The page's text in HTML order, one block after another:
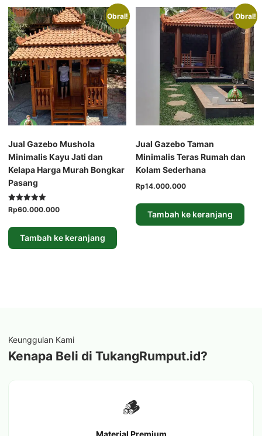
Obral!
Jual Gazebo Mushola
Minimalis Kayu Jati dan
Kelapa Harga Murah Bongkar
Pasang
Dinilai
5.00
Harga
adalah:
Rp75.000.000.
Rp60.000.000Harga
adalah:
Tambah ke keranjang
Obral!
Jual Gazebo Taman
Minimalis Teras Rumah dan
Kolam Sederhana
Harga
adalah:
Rp16.000.000.
Rp14.000.000Harga
adalah:
Tambah ke keranjang
Keunggulan Kami
Kenapa Beli di TukangRumput.id?
🪵
Material Premium